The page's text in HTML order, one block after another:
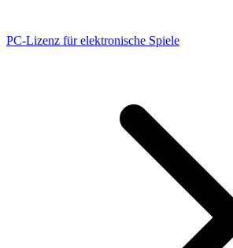
PC-Lizenz für elektronische Spiele